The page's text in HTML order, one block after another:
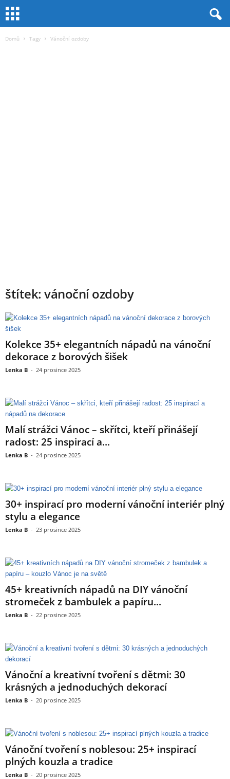
Domů Tagy Vánoční ozdoby
štítek: vánoční ozdoby
Kolekce 35+ elegantních nápadů na vánoční
dekorace z borových šišek
Lenka B - 24 prosince 2025
Malí strážci Vánoc – skřítci, kteří přinášejí
radost: 25 inspirací a...
Lenka B - 24 prosince 2025
30+ inspirací pro moderní vánoční interiér plný
stylu a elegance
Lenka B - 23 prosince 2025
45+ kreativních nápadů na DIY vánoční
stromeček z bambulek a papíru...
Lenka B - 22 prosince 2025
Vánoční a kreativní tvoření s dětmi: 30
krásných a jednoduchých dekorací
Lenka B - 20 prosince 2025
Vánoční tvoření s noblesou: 25+ inspirací
plných kouzla a tradice
Lenka B - 20 prosince 2025